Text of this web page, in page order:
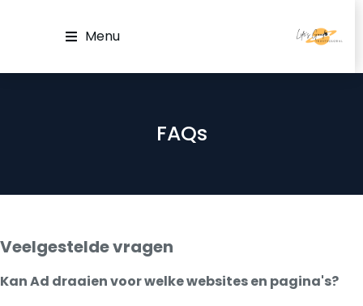
Menu
FAQs
Veelgestelde vragen
Kan Ad draaien voor welke websites en pagina's?